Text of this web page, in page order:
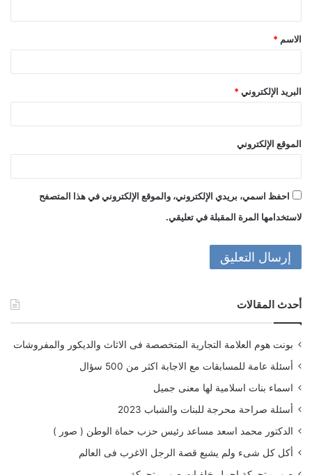
ق
*
الاسم *
البريد الإلكتروني *
الموقع الإلكتروني
احفظ اسمي، بريدي الإلكتروني، والموقع الإلكتروني في هذا المتصفح
لاستخدامها المرة المقبلة في تعليقي.
أحدث المقالات
بونت هوم العلامة التجارية المتخصصة فى الاثاث والديكور والمفروشات
أسئلة عامة للمسابقات مع الاجابة اكثر من 500 سؤال
اسماء بنات اسلامية لها معنى جميل
أسئلة صراحة محرجة للبنات والشباب 2023
الدكتور محمد اسعد مساعد رئيس حزب حماة الوطن ( صور )
أكل كل شىء ولم يشبع قصة الرجل الاغرب فى العالم